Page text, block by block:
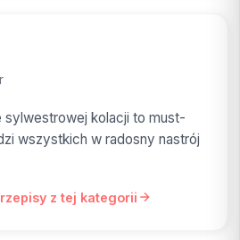
sylwestrowej kolacji to must-
wszystkich w radosny nastrój
z tej kategorii